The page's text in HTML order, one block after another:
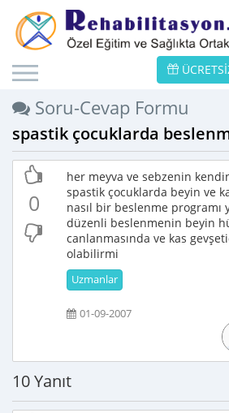
Soru-Cevap Formu
spastik çocuklarda
0
her meyva ve sebzenin
spastik çocuklarda beyin ve
nasıl bir beslenme programı
düzenli beslenmenin beyin
canlanmasında ve kas
olabilirmi
Uzmanlar
01-09-2007
10 Yanıt